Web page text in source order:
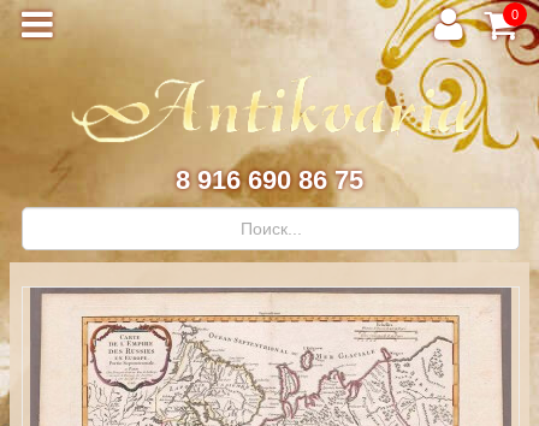
0
8 916 690 86 75